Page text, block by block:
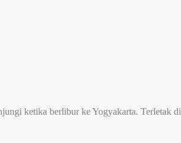
ketika berlibur ke Yogyakarta. Terletak